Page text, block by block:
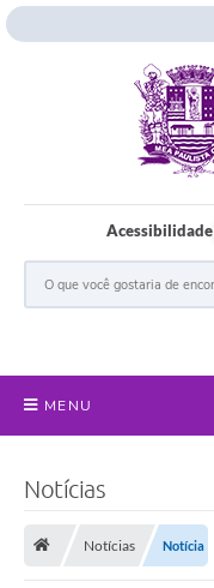
Acessibilidade
MENU
Notícias
Notícias Notícia